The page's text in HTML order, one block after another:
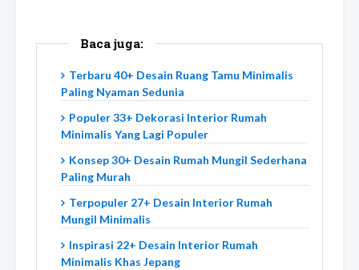
Baca juga:
Terbaru 40+ Desain Ruang Tamu Minimalis
Paling Nyaman Sedunia
Populer 33+ Dekorasi Interior Rumah
Minimalis Yang Lagi Populer
Konsep 30+ Desain Rumah Mungil Sederhana
Paling Murah
Terpopuler 27+ Desain Interior Rumah
Mungil Minimalis
Inspirasi 22+ Desain Interior Rumah
Minimalis Khas Jepang